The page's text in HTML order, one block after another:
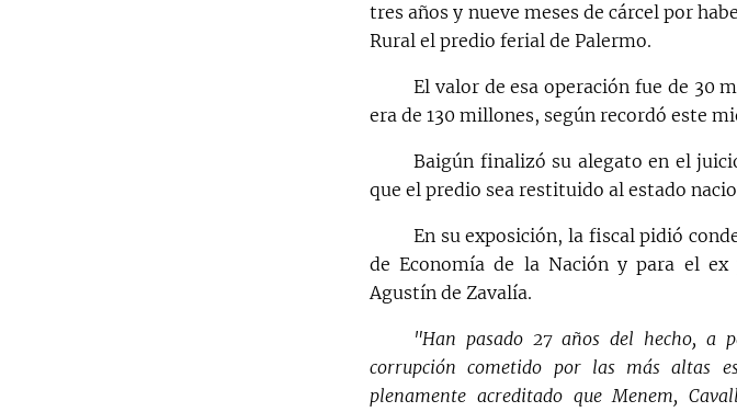
tres años y nueve meses de cárcel por
Rural el predio ferial de Palermo.
El valor de esa operación fue de 30
era de 130 millones, según recordó este
Baigún finalizó su alegato en el
que el predio sea restituido al estado
En su exposición, la fiscal pidió
de Economía de la Nación y para el ex
Agustín de Zavalía.
"Han pasado 27 años del hecho, a
corrupción cometido por las más altas
plenamente acreditado que Menem,